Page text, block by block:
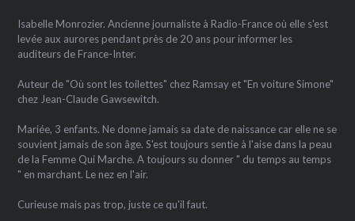
Isabelle Monrozier. Ancienne journaliste à Radio-France où elle s'est
levée aux aurores pendant près de 20 ans pour informer les
auditeurs de France-Inter.
Auteur de "Où sont les toilettes" chez Ramsay et "En voiture Simone"
chez Jean-Claude Gawsewitch.
Mariée, 3 enfants. Ne donne jamais sa date de naissance car elle ne se
souvient jamais de son âge. S'est toujours sentie à l'aise dans la peau
de la Femme Qui Marche. A toujours su donner " du temps au temps
" en marchant. Le nez en l'air.
Curieuse mais pas trop, juste ce qu'il faut.